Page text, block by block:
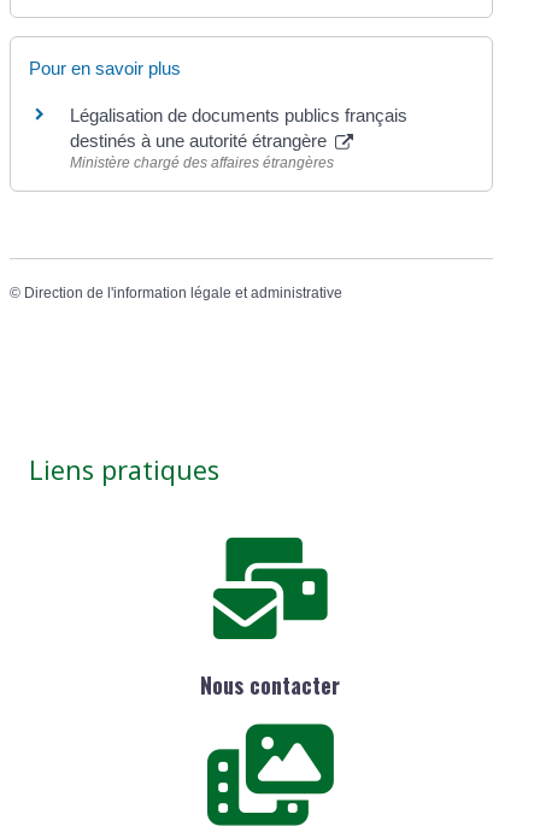
Pour en savoir plus
Légalisation de documents publics français
destinés à une autorité étrangère
Ministère chargé des affaires étrangères
© Direction de l'information légale et administrative
Liens pratiques
Nous contacter